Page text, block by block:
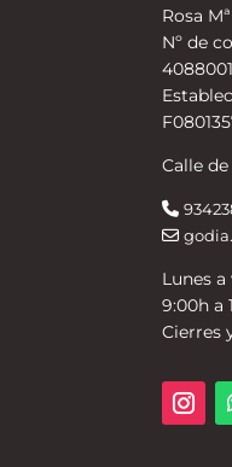
Rosa
Nº de
Calle de
Lunes a
9:00h a
Cierres